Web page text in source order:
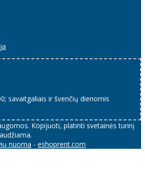
savaitgaliais ir švenčių dienomis
Kopijuoti, platinti svetainės turinį
nuoma - eshoprent.com